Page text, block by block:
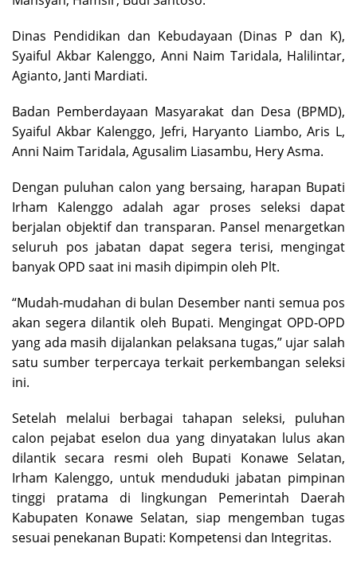
Dinas Pendidikan dan Kebudayaan (Dinas P dan K),
Syaiful Akbar Kalenggo, Anni Naim Taridala, Halilintar,
Agianto, Janti Mardiati.
Badan Pemberdayaan Masyarakat dan Desa (BPMD),
Syaiful Akbar Kalenggo, Jefri, Haryanto Liambo, Aris L,
Anni Naim Taridala, Agusalim Liasambu, Hery Asma.
Dengan puluhan calon yang bersaing, harapan Bupati
Irham Kalenggo adalah agar proses seleksi dapat
berjalan objektif dan transparan. Pansel menargetkan
seluruh pos jabatan dapat segera terisi, mengingat
banyak OPD saat ini masih dipimpin oleh Plt.
“Mudah-mudahan di bulan Desember nanti semua pos
akan segera dilantik oleh Bupati. Mengingat OPD-OPD
yang ada masih dijalankan pelaksana tugas,” ujar salah
satu sumber terpercaya terkait perkembangan seleksi
ini.
Setelah melalui berbagai tahapan seleksi, puluhan
calon pejabat eselon dua yang dinyatakan lulus akan
dilantik secara resmi oleh Bupati Konawe Selatan,
Irham Kalenggo, untuk menduduki jabatan pimpinan
tinggi pratama di lingkungan Pemerintah Daerah
Kabupaten Konawe Selatan, siap mengemban tugas
sesuai penekanan Bupati: Kompetensi dan Integritas.